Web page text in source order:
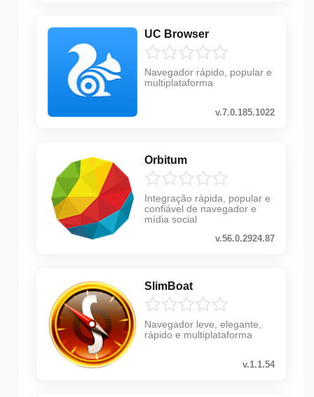
UC Browser
Navegador rápido, popular e
multiplataforma
v.7.0.185.1022
Orbitum
Integração rápida, popular e
confiável de navegador e
mídia social
v.56.0.2924.87
SlimBoat
Navegador leve, elegante,
rápido e multiplataforma
v.1.1.54